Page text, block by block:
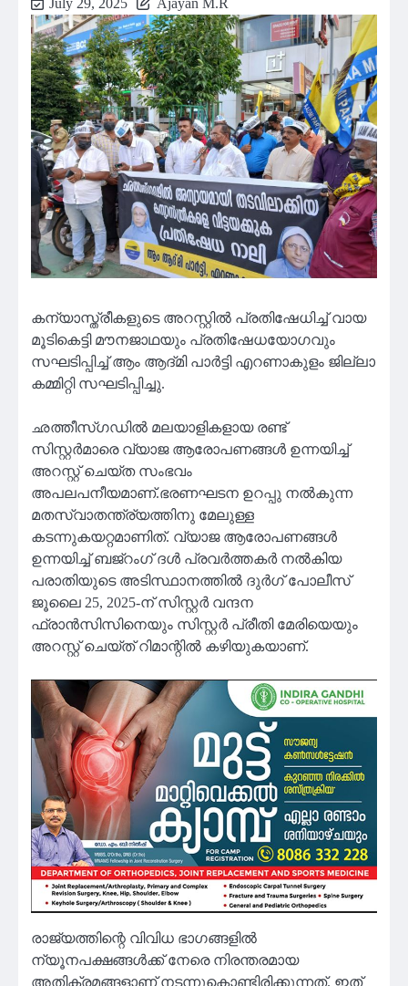
July 29, 2025 Ajayan M.R
കന്യാസ്ത്രീകളുടെ അറസ്റ്റിൽ പ്രതിഷേധിച്ച്‌ വായ
മൂടികെട്ടി മൗനജാഥയും പ്രതിഷേധയോഗവും
സഘടിപ്പിച്ച് ആം ആദ്മി പാർട്ടി എറണാകുളം ജില്ലാ
കമ്മിറ്റി സഘടിപ്പിച്ചു.
ഛത്തീസ്ഗഡിൽ മലയാളികളായ രണ്ട്
സിസ്റ്റർമാരെ വ്യാജ ആരോപണങ്ങൾ ഉന്നയിച്ച്
അറസ്റ്റ് ചെയ്ത സംഭവം
അപലപനീയമാണ്.ഭരണഘടന ഉറപ്പു നൽകുന്ന
മതസ്വാതന്ത്ര്യത്തിനു മേലുള്ള
കടന്നുകയറ്റമാണിത്. വ്യാജ ആരോപണങ്ങൾ
ഉന്നയിച്ച് ബജ്‌റംഗ് ദൾ പ്രവർത്തകർ നൽകിയ
പരാതിയുടെ അടിസ്ഥാനത്തിൽ ദുർഗ് പോലീസ്
ജൂലൈ 25, 2025-ന് സിസ്റ്റർ വന്ദന
ഫ്രാൻസിസിനെയും സിസ്റ്റർ പ്രീതി മേരിയെയും
അറസ്റ്റ് ചെയ്ത് റിമാന്റിൽ കഴിയുകയാണ്.
രാജ്യത്തിന്റെ വിവിധ ഭാഗങ്ങളിൽ
ന്യൂനപക്ഷങ്ങൾക്ക് നേരെ നിരന്തരമായ
അതിക്രമങ്ങളാണ് നടന്നുകൊണ്ടിരിക്കുന്നത്. ഇത്